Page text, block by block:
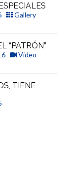
Gallery
“PATRÓN”
Video
TIENE